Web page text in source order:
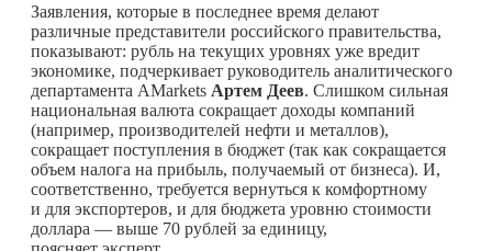
Заявления, которые в последнее время делают
различные представители российского правительства,
показывают: рубль на текущих уровнях уже вредит
экономике, подчеркивает руководитель аналитического
департамента AMarkets Артем Деев. Слишком сильная
национальная валюта сокращает доходы компаний
(например, производителей нефти и металлов),
сокращает поступления в бюджет (так как сокращается
объем налога на прибыль, получаемый от бизнеса). И,
соответственно, требуется вернуться к комфортному
и для экспортеров, и для бюджета уровню стоимости
доллара — выше 70 рублей за единицу,